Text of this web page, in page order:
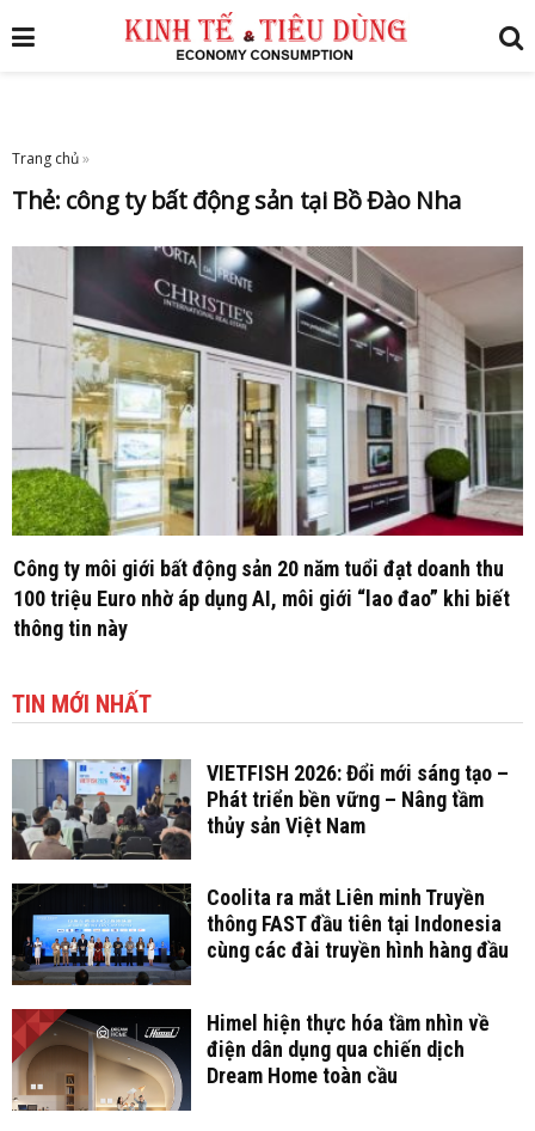
Trang chủ»
Thẻ: công ty bất động sản tại Bồ Đào Nha
Công ty môi giới bất động sản 20 năm tuổi đạt doanh thu
100 triệu Euro nhờ áp dụng AI, môi giới “lao đao” khi biết
thông tin này
TIN MỚI NHẤT
VIETFISH 2026: Đổi mới sáng tạo –
Phát triển bền vững – Nâng tầm
thủy sản Việt Nam
Coolita ra mắt Liên minh Truyền
thông FAST đầu tiên tại Indonesia
cùng các đài truyền hình hàng đầu
Himel hiện thực hóa tầm nhìn về
điện dân dụng qua chiến dịch
Dream Home toàn cầu